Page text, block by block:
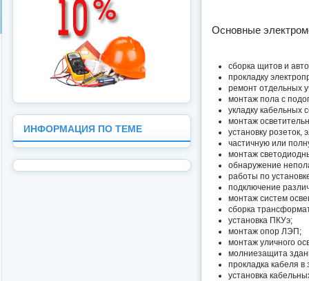
Основные
сборка щитов и
прокладку
ремонт отдельных
монтаж пола с
укладку кабельных
монтаж
установку розеток,
частичную или
монтаж
обнаружение
работы по
подключение
монтаж систем
сборка
установка ПКУэ;
монтаж опор ЛЭП;
монтаж уличного
молниезащита
прокладка кабеля в
установка
ИНФОРМАЦИЯ ПО ТЕМЕ